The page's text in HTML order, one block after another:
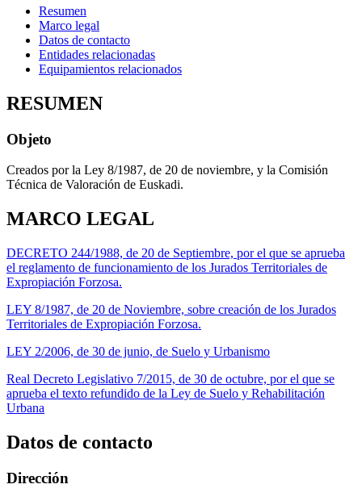
Resumen
Marco legal
Datos de contacto
Entidades relacionadas
Equipamientos relacionados
RESUMEN
Objeto
Creados por la Ley 8/1987, de 20 de noviembre, y la Comisión
Técnica de Valoración de Euskadi.
MARCO LEGAL
DECRETO 244/1988, de 20 de Septiembre, por el que se aprueba
el reglamento de funcionamiento de los Jurados Territoriales de
Expropiación Forzosa.
LEY 8/1987, de 20 de Noviembre, sobre creación de los Jurados
Territoriales de Expropiación Forzosa.
LEY 2/2006, de 30 de junio, de Suelo y Urbanismo
Real Decreto Legislativo 7/2015, de 30 de octubre, por el que se
aprueba el texto refundido de la Ley de Suelo y Rehabilitación
Urbana
Datos de contacto
Dirección